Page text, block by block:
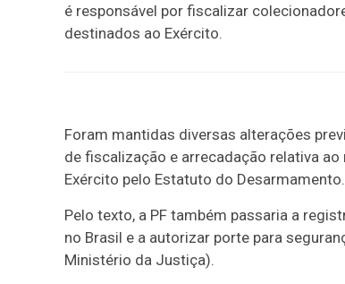
é responsável por fiscalizar
destinados ao Exército.
Foram mantidas diversas alterações
de fiscalização e arrecadação relativa
Exército pelo Estatuto do
Pelo texto, a PF também passaria a
no Brasil e a autorizar porte para
Ministério da Justiça).